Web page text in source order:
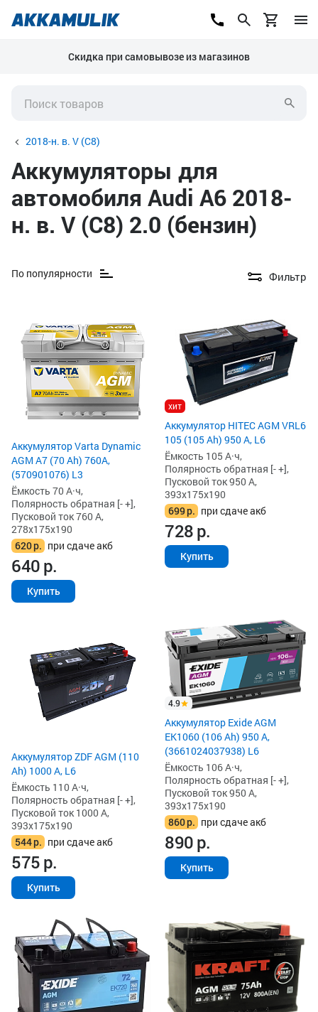
Скидка при самовывозе из магазинов
2018-н. в. V (C8)
Аккумуляторы для
автомобиля Audi A6 2018-
н. в. V (C8) 2.0 (бензин)
По популярности Фильтр
Аккумулятор Varta Dynamic
AGM A7 (70 Ah) 760A,
(570901076) L3
Ёмкость 70 А·ч,
Полярность обратная [- +],
Пусковой ток 760 А,
278x175x190
620р. при сдаче акб
640р.
Купить
хит
Аккумулятор HITEC AGM VRL6
105 (105 Ah) 950 А, L6
Ёмкость 105 А·ч,
Полярность обратная [- +],
Пусковой ток 950 А,
393x175x190
699р. при сдаче акб
728р.
Купить
Аккумулятор ZDF AGM (110
Ah) 1000 А, L6
Ёмкость 110 А·ч,
Полярность обратная [- +],
Пусковой ток 1000 А,
393x175x190
544р. при сдаче акб
575р.
Купить
4.9
Аккумулятор Exide AGM
EK1060 (106 Ah) 950 А,
(3661024037938) L6
Ёмкость 106 А·ч,
Полярность обратная [- +],
Пусковой ток 950 А,
393x175x190
860р. при сдаче акб
890р.
Купить